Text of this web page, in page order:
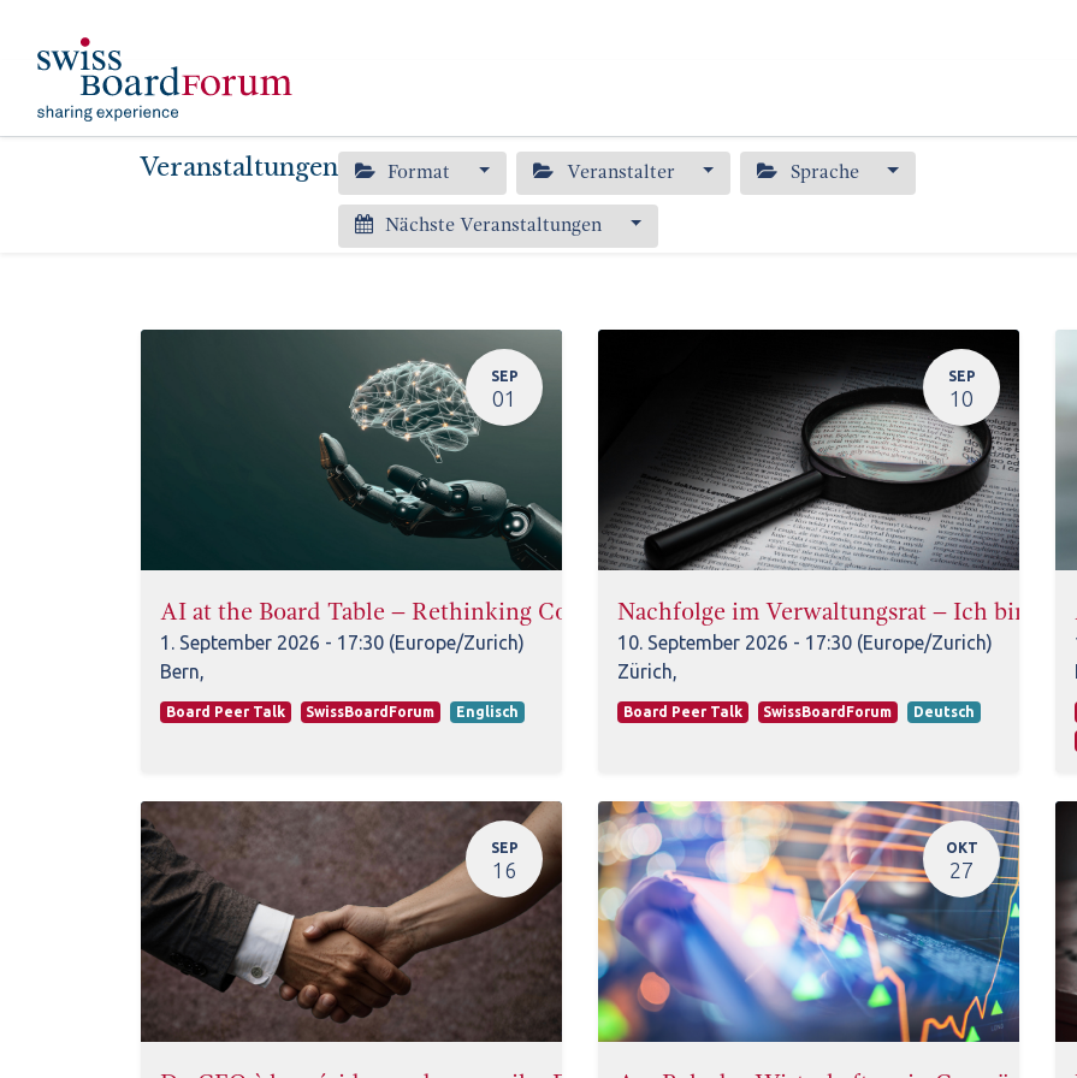
Veranstaltungen Format Veranstalter Sprache
Nächste Veranstaltungen
SEP
01
AI at the Board Table – Rethinking Communication, Collaboration & Leadership
1. September 2026 - 17:30 (Europe/Zurich)
Bern,
Board Peer Talk SwissBoardForum Englisch
SEP
10
Nachfolge im Verwaltungsrat – Ich bin
10. September 2026 - 17:30 (Europe/Zurich)
Zürich,
Board Peer Talk SwissBoardForum Deutsch
SEP
16
OKT
27